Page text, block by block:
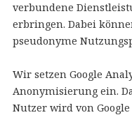
verbundene
erbringen. Dabei
pseudonyme
Wir setzen Google
Anonymisierung ein.
Nutzer wird von